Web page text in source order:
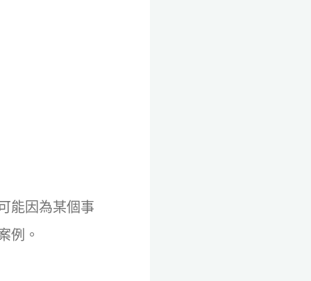
能因為某個事
例。